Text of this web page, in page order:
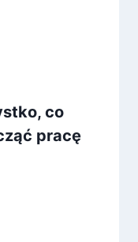
co
pracę